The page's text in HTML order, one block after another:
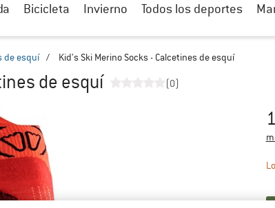
Bicicleta Invierno Todos los deportes
de esquí / Kid's Ski Merino Socks - Calcetines de esquí
de esquí (0)